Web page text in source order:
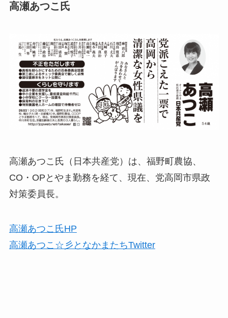
高瀬あつこ氏
高瀬あつこ氏（日本共産党）は、福野町農協、
CO・OPとやま勤務を経て、現在、党高岡市県政
対策委員長。
高瀬あつこ氏HP
高瀬あつこ☆彡となかまたちTwitter